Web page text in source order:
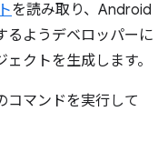
を読み取り、Android
るようデベロッパーに
クトを生成します。
コマンドを実行して